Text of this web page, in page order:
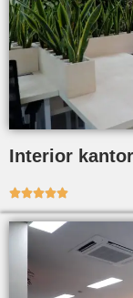
Interior
